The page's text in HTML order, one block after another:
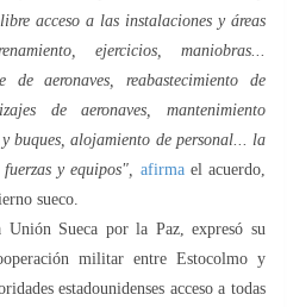
acceso a las instalaciones y áreas
ejercicios, maniobras...
de aeronaves, reabastecimiento de
de aeronaves, mantenimiento
buques, alojamiento de personal... la
y equipos", afirmael acuerdo,
sueco.
Unión Sueca por la Paz, expresó su
militar entre Estocolmo y
estadounidenses acceso a todas